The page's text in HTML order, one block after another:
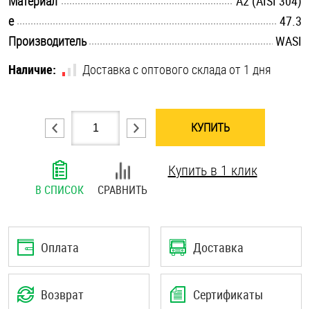
Хомуты
Шплинты
Штифты и пальцы
e
47.3
Производитель
WASI
Наличие:
Доставка с оптового склада от 1 дня
КУПИТЬ
В СПИСОК СРАВНИТЬ
Купить в 1 клик
Оплата Доставка
Возврат Сертификаты